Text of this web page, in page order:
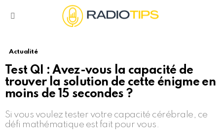
Actualité
Test QI : Avez-vous la capacité de
trouver la solution de cette énigme en
moins de 15 secondes ?
Si vous voulez tester votre capacité cérébrale, ce
défi mathématique est fait pour vous.